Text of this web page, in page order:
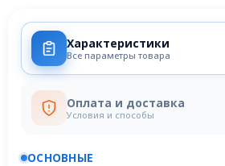
Характеристики
Все параметры товара
Оплата и доставка
Условия и способы
ОСНОВНЫЕ